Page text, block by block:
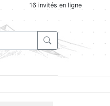
16 invités en ligne